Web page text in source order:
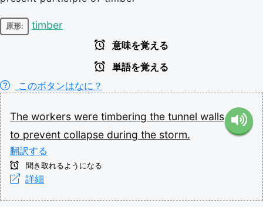
原形: timber
意味を覚える
単語を覚える
このボタンはなに？
The workers were timbering the tunnel walls
to prevent collapse during the storm.
翻訳する
聞き取れるようになる
詳細